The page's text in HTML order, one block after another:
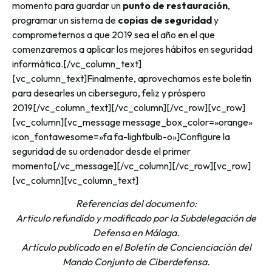
momento para guardar un punto de restauración,
programar un sistema de copias de seguridady
comprometernos a que 2019 sea el año en el que
comenzaremos a aplicar los mejores hábitos en seguridad
informática.[/vc_column_text]
[vc_column_text]Finalmente, aprovechamos este boletín
para desearles un ciberseguro, feliz y próspero
2019[/vc_column_text][/vc_column][/vc_row][vc_row]
[vc_column][vc_message message_box_color=»orange»
icon_fontawesome=»fa fa-lightbulb-o»]Configure la
seguridad de su ordenador desde el primer
momento[/vc_message][/vc_column][/vc_row][vc_row]
[vc_column][vc_column_text]
Referencias del documento:
Articulo refundido y modificado por la Subdelegación de
Defensa en Málaga.
Artículo publicado en el Boletín de Concienciación del
Mando Conjunto de Ciberdefensa.